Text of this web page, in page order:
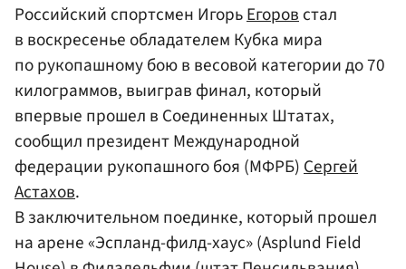
Российский спортсмен ИгорьЕгоровстал
в воскресенье обладателем Кубка мира
по рукопашному бою в весовой категории до 70
килограммов, выиграв финал, который
впервые прошел в Соединенных Штатах,
сообщил президент Международной
федерации рукопашного боя (МФРБ)Сергей
Астахов.
В заключительном поединке, который прошел
на арене «Эспланд-филд-хаус» (Asplund Field